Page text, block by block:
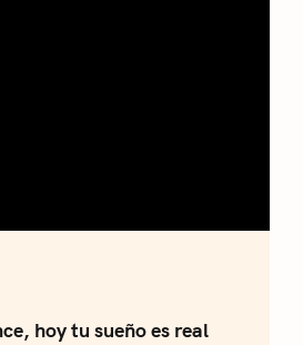
hoy tu sueño es real